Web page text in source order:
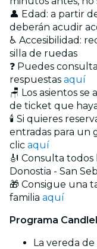
👤 Edad: a partir
deberán acudir
♿ Accesibilidad:
silla de ruedas
❓ Puedes
respuestas aquí
🪑 Los asientos
de ticket que
🕯️ Si quieres
entradas para un
clic aquí
🎻 Consulta todos
Donostia - San
🎁 Consigue una
familia aquí
Programa
La vereda